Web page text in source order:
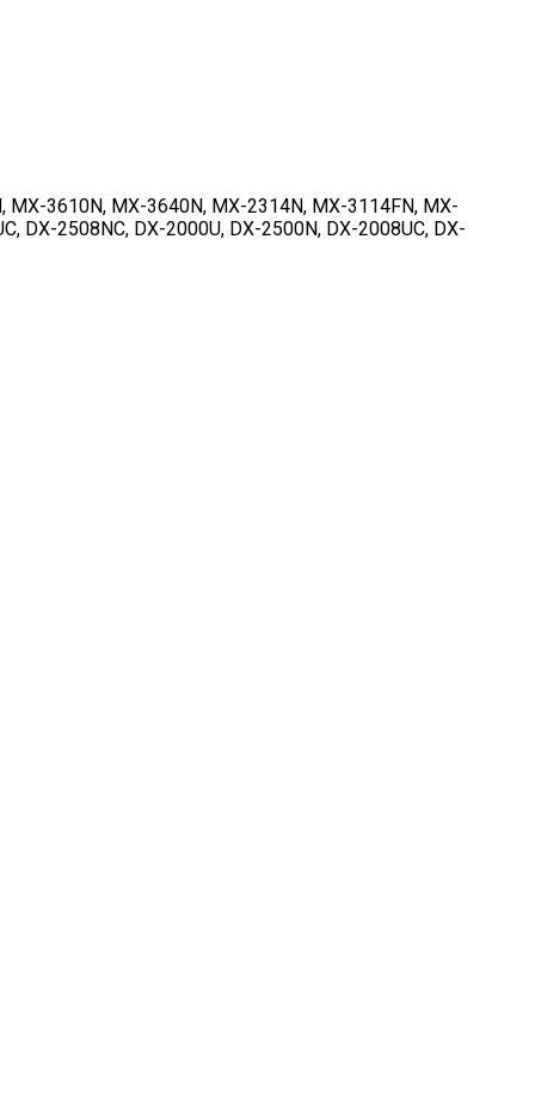
3610N, MX-3640N, MX-2314N, MX-3114FN, MX-
DX-2508NC, DX-2000U, DX-2500N, DX-2008UC, DX-